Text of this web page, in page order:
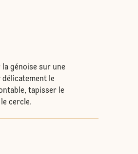
génoise sur une
le
tapisser le
cercle.